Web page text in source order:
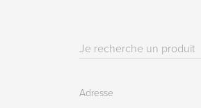
Résultat(s)
Adresse